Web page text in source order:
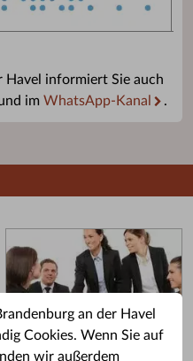
an der Havel
Cookies. Wenn Sie auf
wir außerdem
Havel informiert Sie auch
im WhatsApp-Kanal .